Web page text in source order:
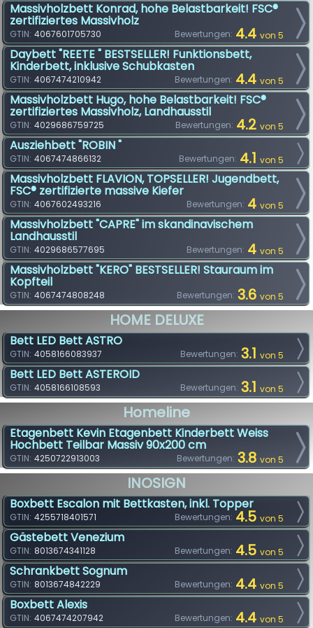
Massivholzbett Konrad, hohe Belastbarkeit! FSC®
zertifiziertes Massivholz
Bewertungen: 4.4 von 5
GTIN: 4067601705730
Daybett "REETE " BESTSELLER! Funktionsbett,
Kinderbett, inklusive Schubkasten
Bewertungen: 4.4 von 5
GTIN: 4067474210942
Massivholzbett Hugo, hohe Belastbarkeit! FSC®
zertifiziertes Massivholz, Landhausstil
Bewertungen: 4.2 von 5
GTIN: 4029686759725
Ausziehbett "ROBIN "
Bewertungen: 4.1 von 5
GTIN: 4067474866132
Massivholzbett FLAVION, TOPSELLER! Jugendbett,
FSC® zertifizierte massive Kiefer
Bewertungen: 4 von 5
GTIN: 4067602493216
Massivholzbett "CAPRE" im skandinavischem
Landhausstil
Bewertungen: 4 von 5
GTIN: 4029686577695
Massivholzbett "KERO" BESTSELLER! Stauraum im
Kopfteil
Bewertungen: 3.6 von 5
GTIN: 4067474808248
HOME DELUXE
Bett LED Bett ASTRO
Bewertungen: 3.1 von 5
GTIN: 4058166083937
Bett LED Bett ASTEROID
Bewertungen: 3.1 von 5
GTIN: 4058166108593
Homeline
Etagenbett Kevin Etagenbett Kinderbett Weiss
Hochbett Teilbar Massiv 90x200 cm
Bewertungen: 3.8 von 5
GTIN: 4250722913003
INOSIGN
Boxbett Escalon mit Bettkasten, inkl. Topper
Bewertungen: 4.5 von 5
GTIN: 4255718401571
Gästebett Venezium
Bewertungen: 4.5 von 5
GTIN: 8013674341128
Schrankbett Sognum
Bewertungen: 4.4 von 5
GTIN: 8013674842229
Boxbett Alexis
Bewertungen: 4.4 von 5
GTIN: 4067474207942